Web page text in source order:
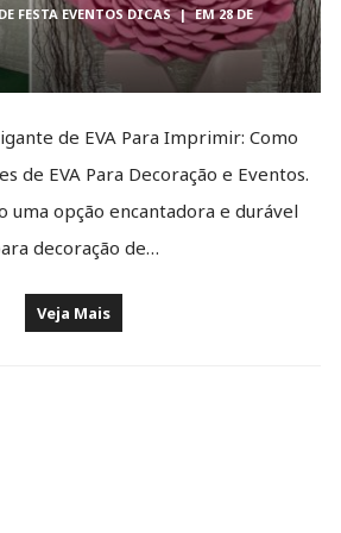
FESTA EVENTOS DICAS | EM 28 DE
de EVA Para Imprimir: Como
de EVA Para Decoração e Eventos.
uma opção encantadora e durável
decoração de…
Veja Mais